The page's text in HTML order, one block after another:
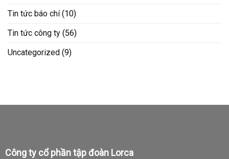
Tin tức báo chí(10)
Tin tức công ty (56)
Uncategorized (9)
Công ty cổ phần tập đoàn Lorca